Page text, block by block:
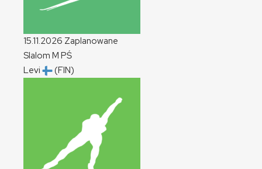
15.11.2026 Zaplanowane
Slalom M PŚ
Levi
(FIN)